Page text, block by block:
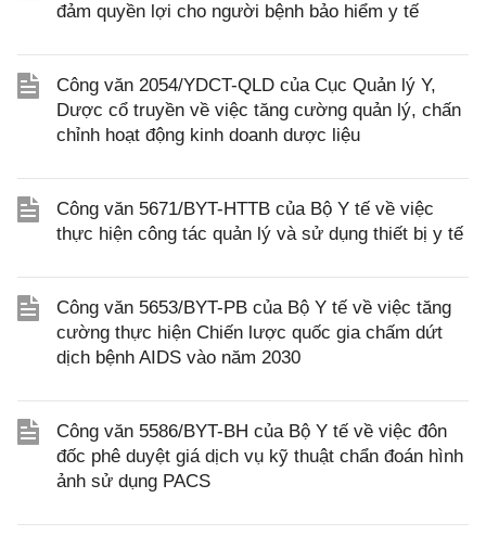
đảm quyền lợi cho người bệnh bảo hiểm y tế
Công văn 2054/YDCT-QLD của Cục Quản lý Y,
Dược cổ truyền về việc tăng cường quản lý, chấn
chỉnh hoạt động kinh doanh dược liệu
Công văn 5671/BYT-HTTB của Bộ Y tế về việc
thực hiện công tác quản lý và sử dụng thiết bị y tế
Công văn 5653/BYT-PB của Bộ Y tế về việc tăng
cường thực hiện Chiến lược quốc gia chấm dứt
dịch bệnh AIDS vào năm 2030
Công văn 5586/BYT-BH của Bộ Y tế về việc đôn
đốc phê duyệt giá dịch vụ kỹ thuật chẩn đoán hình
ảnh sử dụng PACS